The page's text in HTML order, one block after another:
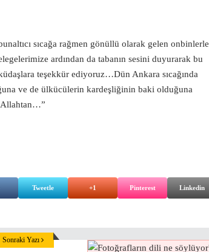
sıcağa rağmen gönüllü olarak gelen onbinlerle
ardından da tabanın sesini duyurarak bu
teşekkür ediyoruz…Dün Ankara sıcağında
ve de ülkücülerin kardeşliğinin baki olduğuna
Allahtan…”
Tweetle +1 Pinterest Linkedin
Sonraki Yazı